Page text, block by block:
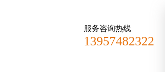
服务咨询热线
13957482322